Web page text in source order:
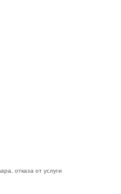
отказа от услуги